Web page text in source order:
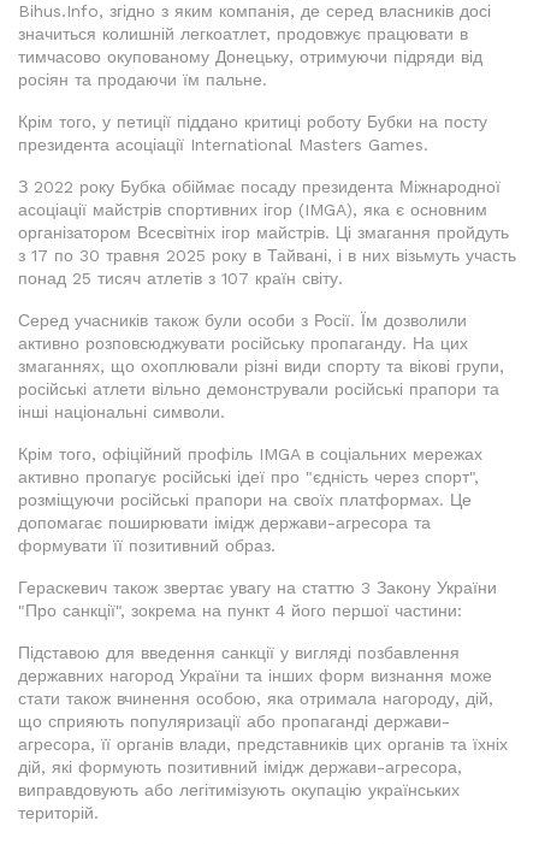
Bihus.Info, згідно з яким компанія, де серед власників досі
значиться колишній легкоатлет, продовжує працювати в
тимчасово окупованому Донецьку, отримуючи підряди від
росіян та продаючи їм пальне.
Крім того, у петиції піддано критиці роботу Бубки на посту
президента асоціації International Masters Games.
З 2022 року Бубка обіймає посаду президента Міжнародної
асоціації майстрів спортивних ігор (IMGA), яка є основним
організатором Всесвітніх ігор майстрів. Ці змагання пройдуть
з 17 по 30 травня 2025 року в Тайвані, і в них візьмуть участь
понад 25 тисяч атлетів з 107 країн світу.
Серед учасників також були особи з Росії. Їм дозволили
активно розповсюджувати російську пропаганду. На цих
змаганнях, що охоплювали різні види спорту та вікові групи,
російські атлети вільно демонстрували російські прапори та
інші національні символи.
Крім того, офіційний профіль IMGA в соціальних мережах
активно пропагує російські ідеї про "єдність через спорт",
розміщуючи російські прапори на своїх платформах. Це
допомагає поширювати імідж держави-агресора та
формувати її позитивний образ.
Гераскевич також звертає увагу на статтю 3 Закону України
"Про санкції", зокрема на пункт 4 його першої частини:
Підставою для введення санкції у вигляді позбавлення
державних нагород України та інших форм визнання може
стати також вчинення особою, яка отримала нагороду, дій,
що сприяють популяризації або пропаганді держави-
агресора, її органів влади, представників цих органів та їхніх
дій, які формують позитивний імідж держави-агресора,
виправдовують або легітимізують окупацію українських
територій.